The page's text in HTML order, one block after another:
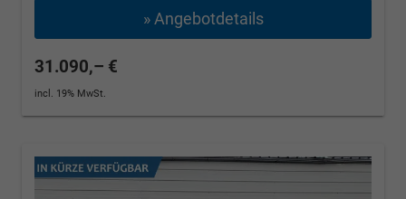
» Angebotdetails
31.090,– €
incl. 19% MwSt.